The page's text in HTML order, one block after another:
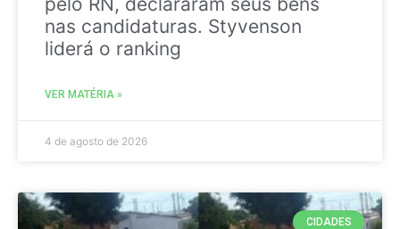
nas candidaturas. Styvenson
liderá o ranking
VER MATÉRIA »
4 de agosto de 2026
CIDADES